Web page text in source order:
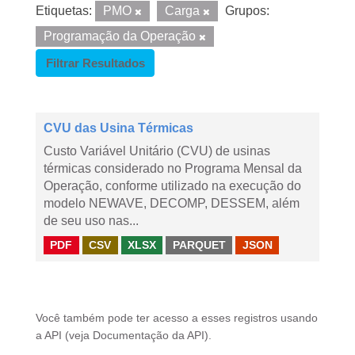
Etiquetas: PMO Carga
Grupos:
Programação da Operação
Filtrar Resultados
CVU das Usina Térmicas
Custo Variável Unitário (CVU) de usinas
térmicas considerado no Programa Mensal da
Operação, conforme utilizado na execução do
modelo NEWAVE, DECOMP, DESSEM, além
de seu uso nas...
PDF CSV XLSX PARQUET JSON
Você também pode ter acesso a esses registros usando
a API (veja Documentação da API ).